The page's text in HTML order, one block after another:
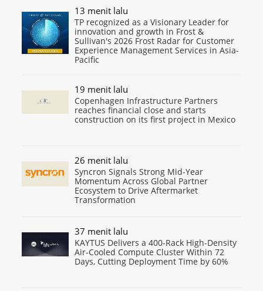
13 menit lalu
TP recognized as a Visionary Leader for
innovation and growth in Frost &
Sullivan's 2026 Frost Radar for Customer
Experience Management Services in Asia-
Pacific
19 menit lalu
Copenhagen Infrastructure Partners
reaches financial close and starts
construction on its first project in Mexico
26 menit lalu
Syncron Signals Strong Mid-Year
Momentum Across Global Partner
Ecosystem to Drive Aftermarket
Transformation
37 menit lalu
KAYTUS Delivers a 400-Rack High-Density
Air-Cooled Compute Cluster Within 72
Days, Cutting Deployment Time by 60%